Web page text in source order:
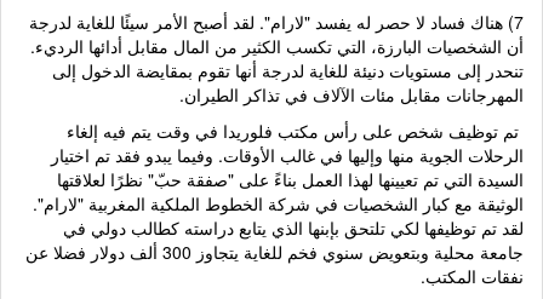
7) هناك فساد لا حصر له يفسد "لارام". لقد أصبح الأمر سيئًا للغاية لدرجة
أن الشخصيات البارزة، التي تكسب الكثير من المال مقابل أدائها الرديء.
تنحدر إلى مستويات دنيئة للغاية لدرجة أنها تقوم بمقايضة الدخول إلى
المهرجانات مقابل مئات الآلاف في تذاكر الطيران.
تم توظيف شخص على رأس مكتب فلوريدا في وقت يتم فيه إلغاء
الرحلات الجوية منها وإليها في غالب الأوقات. وفيما يبدو فقد تم اختيار
السيدة التي تم تعيينها لهذا العمل بناءً على "صفقة حبّ" نظرًا لعلاقتها
الوثيقة مع كبار الشخصيات في شركة الخطوط الملكية المغربية "لارام".
لقد تم توظيفها لكي تلتحق بإبنها الذي يتابع دراسته كطالب دولي في
جامعة محلية وبتعويض سنوي فخم للغاية يتجاوز 300 ألف دولار فضلا عن
نفقات المكتب.